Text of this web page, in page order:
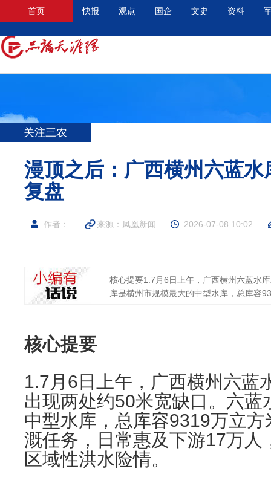
首页 快报 观点 国企 文史 资料
关注三农
漫顶之后：广西横州六蓝
复盘
作者： 来源：凤凰新闻 2026-07-08 10:02
核心提要1.7月6日上午，广西横州六蓝水
库是横州市规模最大的中型水库，总库容
核心提要
1.7月6日上午，广西横州六蓝
出现两处约50米宽缺口。六
中型水库，总库容9319万立
溉任务，日常惠及下游17万人
区域性洪水险情。